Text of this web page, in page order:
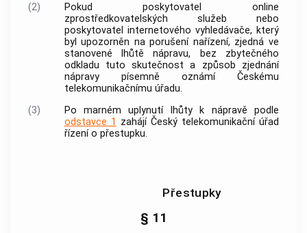
(2)
Pokud poskytovatel online
zprostředkovatelských služeb nebo
poskytovatel internetového vyhledávače, který
byl upozorněn na porušení nařízení, zjedná ve
stanovené lhůtě nápravu, bez zbytečného
odkladu tuto skutečnost a způsob zjednání
nápravy písemně oznámí Českému
telekomunikačnímu úřadu.
(3)
Po marném uplynutí lhůty k nápravě podle
odstavce 1 zahájí Český telekomunikační úřad
řízení o přestupku.
Přestupky
§ 11